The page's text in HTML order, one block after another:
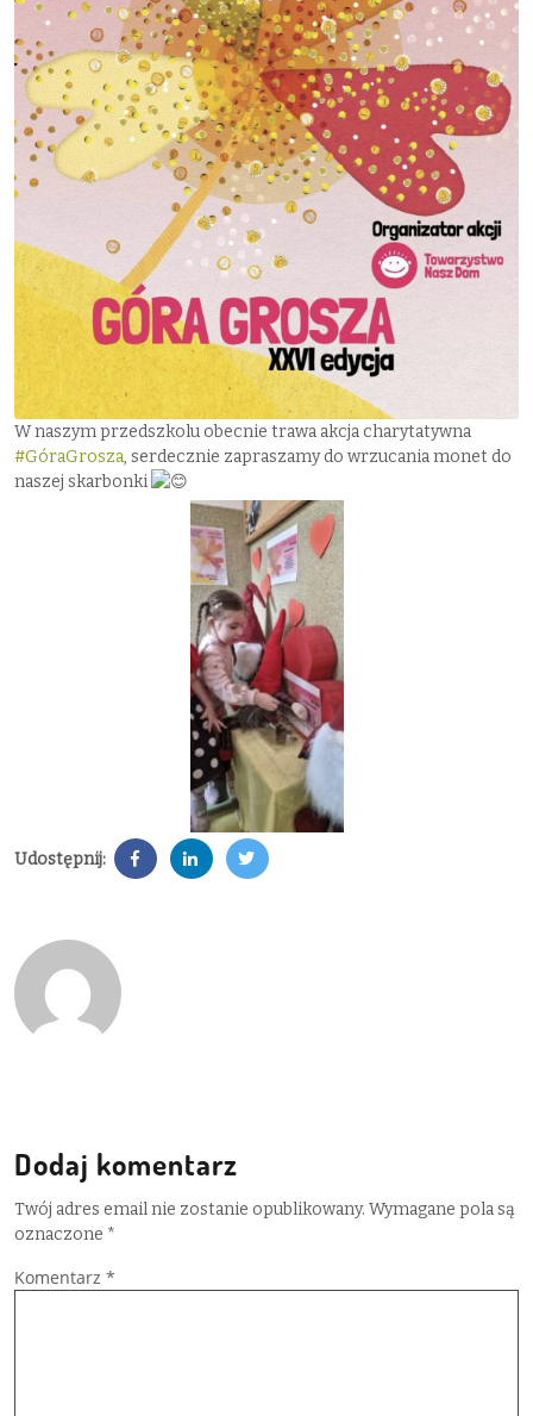
W naszym przedszkolu obecnie trawa akcja charytatywna
#GóraGrosza, serdecznie zapraszamy do wrzucania monet do
naszej skarbonki
Udostępnij:
Dodaj komentarz
Twój adres email nie zostanie opublikowany. Wymagane pola są
oznaczone *
Komentarz *